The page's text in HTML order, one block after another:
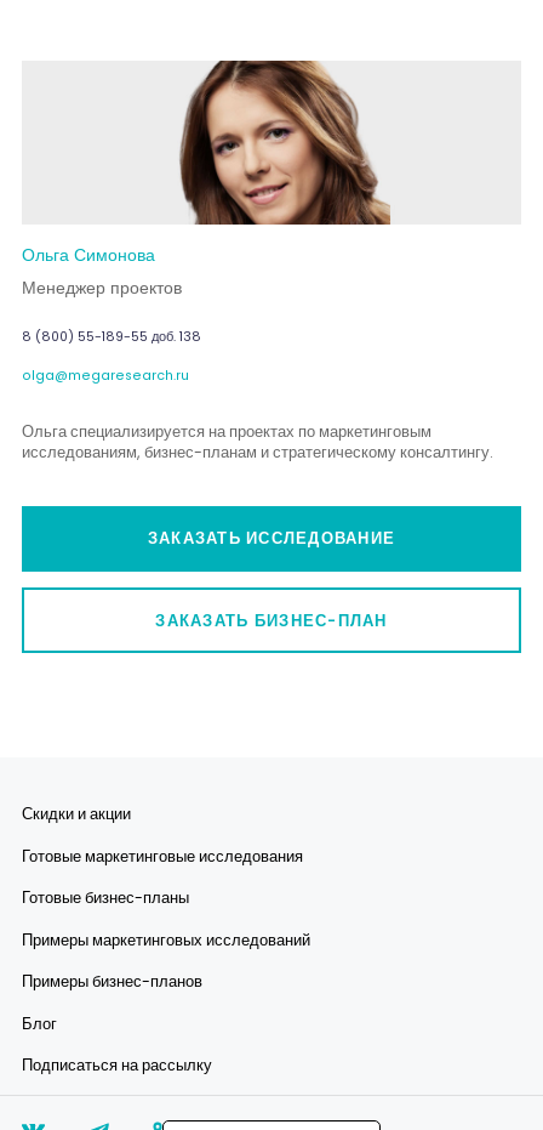
Ольга Симонова
Менеджер проектов
8 (800) 55-189-55 доб. 138
olga@megaresearch.ru
Ольга специализируется на проектах по маркетинговым
исследованиям, бизнес-планам и стратегическому консалтингу.
ЗАКАЗАТЬ ИССЛЕДОВАНИЕ
ЗАКАЗАТЬ БИЗНЕС-ПЛАН
Скидки и акции
Готовые маркетинговые исследования
Готовые бизнес-планы
Примеры маркетинговых исследований
Примеры бизнес-планов
Блог
Подписаться на рассылку